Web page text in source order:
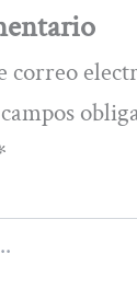
correo